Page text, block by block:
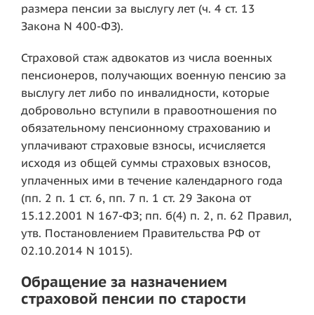
размера пенсии за выслугу лет (ч. 4 ст. 13
Закона N 400-ФЗ).
Страховой стаж адвокатов из числа военных
пенсионеров, получающих военную пенсию за
выслугу лет либо по инвалидности, которые
добровольно вступили в правоотношения по
обязательному пенсионному страхованию и
уплачивают страховые взносы, исчисляется
исходя из общей суммы страховых взносов,
уплаченных ими в течение календарного года
(пп. 2 п. 1 ст. 6, пп. 7 п. 1 ст. 29 Закона от
15.12.2001 N 167-ФЗ; пп. б(4) п. 2, п. 62 Правил,
утв. Постановлением Правительства РФ от
02.10.2014 N 1015).
Обращение за назначением
страховой пенсии по старости